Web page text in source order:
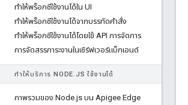
ทําให้พร็อกซีใช้งานได้ใน UI
ทําให้พร็อกซีใช้งานได้จากบรรทัดคําสั่ง
ทําให้พร็อกซีใช้งานได้โดยใช้ API การจัดการ
การจัดสรรภาระงานในเซิร์ฟเวอร์แบ็กเอนด์
ทําให้บริการ NODE. JS ใช้งานได้
ภาพรวมของ Node.js บน Apigee Edge